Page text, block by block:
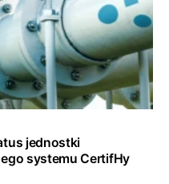
jednostki
systemu CertifHy